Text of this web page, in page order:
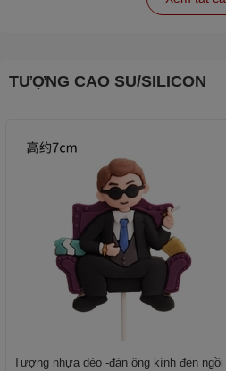
TƯỢNG CAO SU/SILICON
Tượng nhựa dẻo -đàn ông kính đen ngồi